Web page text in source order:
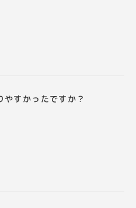
すかったですか？